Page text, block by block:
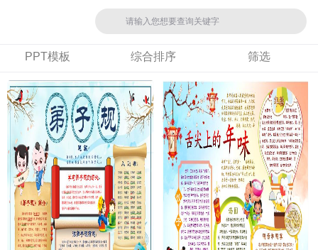
PPT模板 综合排序 筛选